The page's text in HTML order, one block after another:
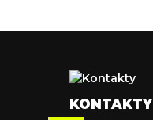
KONTAKTY